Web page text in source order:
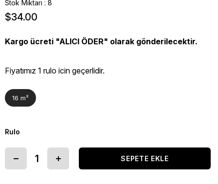
Stok Miktarı : 8
$34.00
Kargo ücreti "ALICI ÖDER" olarak gönderilecektir.
Fiyatımız 1 rulo icin geçerlidir.
16 m²
Rulo